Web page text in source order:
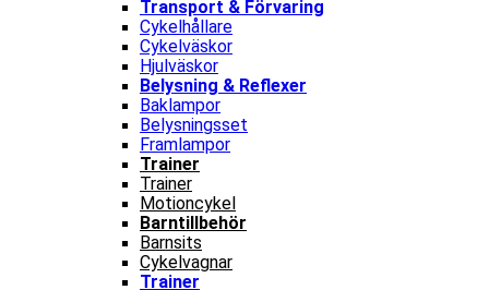
Transport & Förvaring
Cykelhållare
Cykelväskor
Hjulväskor
Belysning & Reflexer
Baklampor
Belysningsset
Framlampor
Trainer
Trainer
Motioncykel
Barntillbehör
Barnsits
Cykelvagnar
Trainer